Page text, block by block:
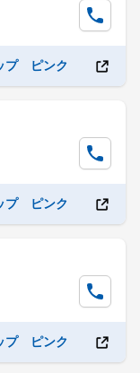
プ ピンク
プ ピンク
プ ピンク